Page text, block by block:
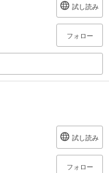
試し読み
フォロー
試し読み
フォロー